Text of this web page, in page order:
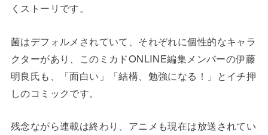
くストーリです。
菌はデフォルメされていて、それぞれに個性的なキャラ
クターがあり、このミカドONLINE編集メンバーの伊藤
明良氏も、「面白い」「結構、勉強になる！」とイチ押
しのコミックです。
残念ながら連載は終わり、アニメも現在は放送されてい